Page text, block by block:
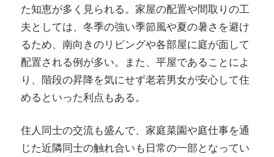
た知恵が多く見られる。家屋の配置や間取りの工
夫としては、冬季の強い季節風や夏の暑さを避け
るため、南向きのリビングや各部屋に庭が面して
配置される例が多い。また、平屋であることによ
り、階段の昇降を気にせず老若男女が安心して住
めるといった利点もある。
住人同士の交流も盛んで、家庭菜園や庭仕事を通
じた近隣同士の触れ合いも日常の一部となってい